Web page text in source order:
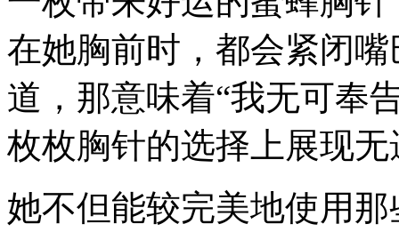
在她胸前时，都会紧闭
道，那意味着“我无可奉
枚枚胸针的选择上展现无
她不但能较完美地使用